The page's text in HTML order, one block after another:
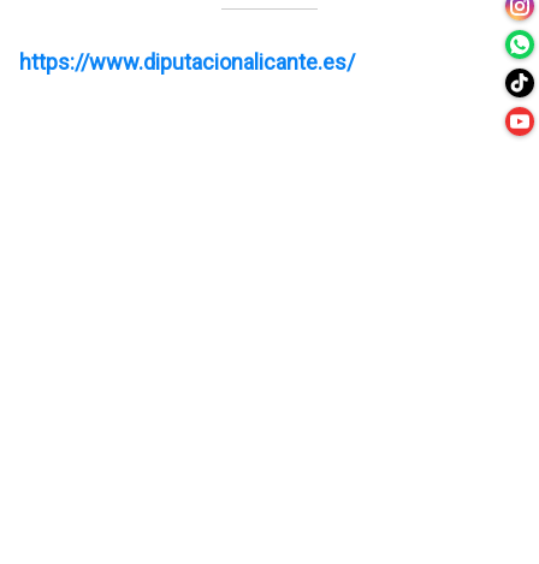
https://www.diputacionalicante.es/